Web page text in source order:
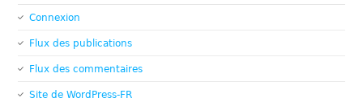
Connexion
Flux des publications
Flux des commentaires
Site de WordPress-FR